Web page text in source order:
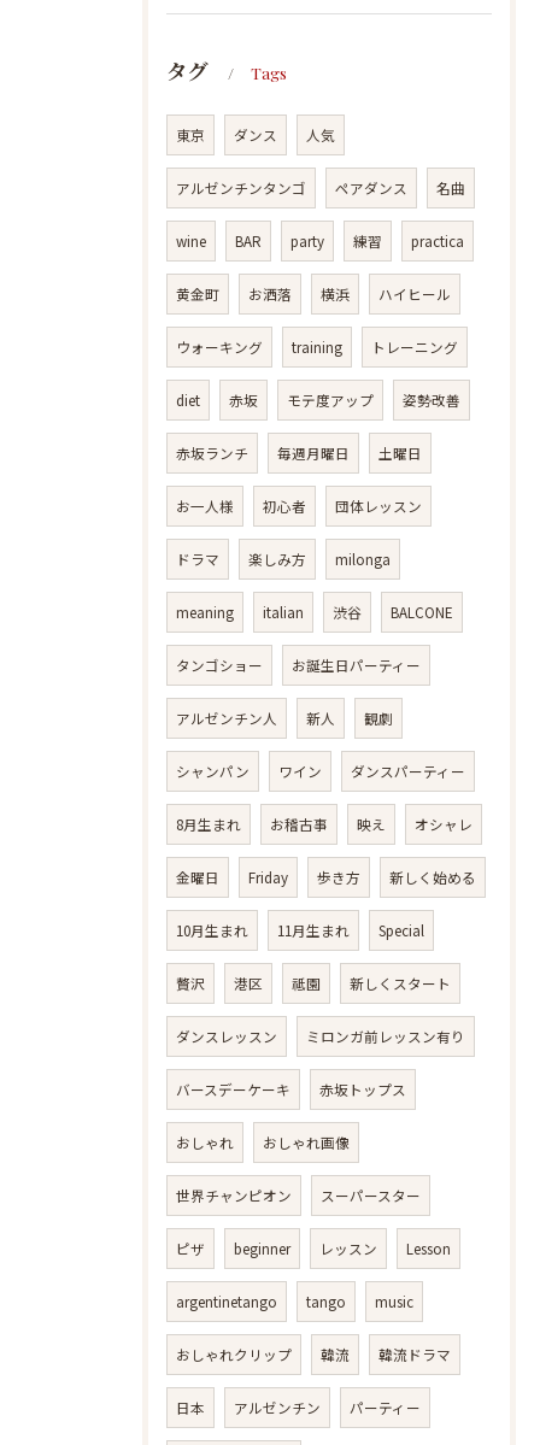
タグ Tags
東京 ダンス 人気
アルゼンチンタンゴ ペアダンス 名曲
wine BAR party 練習 practica
黄金町 お洒落 横浜 ハイヒール
ウォーキング training トレーニング
diet 赤坂 モテ度アップ 姿勢改善
赤坂ランチ 毎週月曜日 土曜日
お一人様 初心者 団体レッスン
ドラマ 楽しみ方 milonga
meaning italian 渋谷 BALCONE
タンゴショー お誕生日パーティー
アルゼンチン人 新人 観劇
シャンパン ワイン ダンスパーティー
8月生まれ お稽古事 映え オシャレ
金曜日 Friday 歩き方 新しく始める
10月生まれ 11月生まれ Special
贅沢 港区 祗園 新しくスタート
ダンスレッスン ミロンガ前レッスン有り
バースデーケーキ 赤坂トップス
おしゃれ おしゃれ画像
世界チャンピオン スーパースター
ピザ beginner レッスン Lesson
argentinetango tango music
おしゃれクリップ 韓流 韓流ドラマ
日本 アルゼンチン パーティー